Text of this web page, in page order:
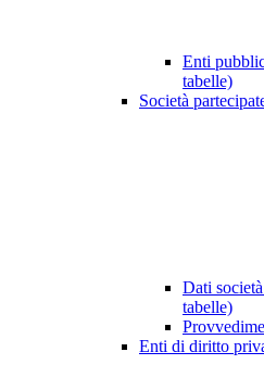
Enti
tabelle)
Società
Dati
tabelle)
Enti di diritto